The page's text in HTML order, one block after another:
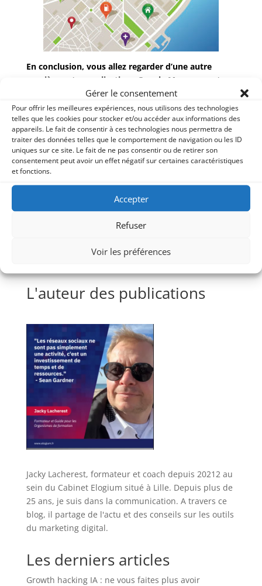
Gérer le consentement
Pour offrir les meilleures expériences, nous utilisons des technologies
telles que les cookies pour stocker et/ou accéder aux informations des
appareils. Le fait de consentir à ces technologies nous permettra de
traiter des données telles que le comportement de navigation ou les ID
uniques sur ce site. Le fait de ne pas consentir ou de retirer son
consentement peut avoir un effet négatif sur certaines caractéristiques
et fonctions.
Accepter
Refuser
Voir les préférences
En conclusion, vous allez regarder d’une autre
manière votre applications Google Maps sur votre
téléphone… et peut-être l’utiliser davantage.
Poster le commentaire
vous connecterpour publier un
L'auteur des publications
Jacky Lacherest, formateur et coach depuis 20212 au
sein du Cabinet Elogium situé à Lille. Depuis plus de
25 ans, je suis dans la communication. A travers ce
blog, il partage de l'actu et des conseils sur les outils
du marketing digital.
Les derniers articles
Growth hacking IA : ne vous faites plus avoir